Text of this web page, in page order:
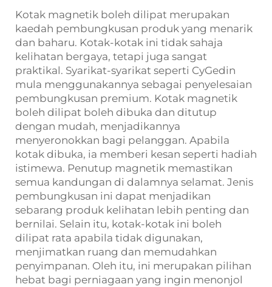
Kotak magnetik boleh dilipat merupakan
kaedah pembungkusan produk yang menarik
dan baharu. Kotak-kotak ini tidak sahaja
kelihatan bergaya, tetapi juga sangat
praktikal. Syarikat-syarikat seperti CyGedin
mula menggunakannya sebagai penyelesaian
pembungkusan premium. Kotak magnetik
boleh dilipat boleh dibuka dan ditutup
dengan mudah, menjadikannya
menyeronokkan bagi pelanggan. Apabila
kotak dibuka, ia memberi kesan seperti hadiah
istimewa. Penutup magnetik memastikan
semua kandungan di dalamnya selamat. Jenis
pembungkusan ini dapat menjadikan
sebarang produk kelihatan lebih penting dan
bernilai. Selain itu, kotak-kotak ini boleh
dilipat rata apabila tidak digunakan,
menjimatkan ruang dan memudahkan
penyimpanan. Oleh itu, ini merupakan pilihan
hebat bagi perniagaan yang ingin menonjol